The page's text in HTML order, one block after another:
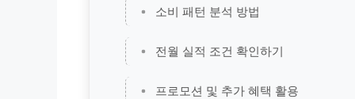
소비 패턴 분석 방법
전월 실적 조건 확인하기
프로모션 및 추가 혜택 활용